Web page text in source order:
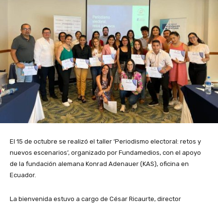
El 15 de octubre se realizó el taller ‘Periodismo electoral: retos y
nuevos escenarios’, organizado por Fundamedios, con el apoyo
de la fundación alemana Konrad Adenauer (KAS), oficina en
Ecuador.
La bienvenida estuvo a cargo de César Ricaurte, director